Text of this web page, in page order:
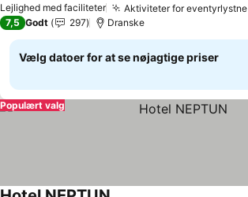
Lejlighed med faciliteter Aktiviteter for eventyrlystne
7,5 Godt 297 Dranske
Vælg datoer for at se nøjagtige priser
Populært valg